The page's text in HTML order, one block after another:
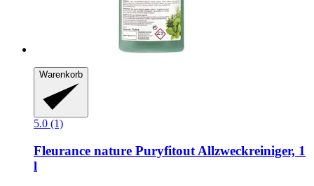
Warenkorb
5.0 (1)
Fleurance nature Puryfitout Allzweckreiniger, 1
l